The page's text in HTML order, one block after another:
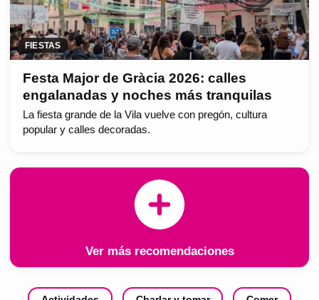
FIESTAS
Festa Major de Gràcia 2026: calles
engalanadas y noches más tranquilas
La fiesta grande de la Vila vuelve con pregón, cultura
popular y calles decoradas.
Ver más recomendaciones